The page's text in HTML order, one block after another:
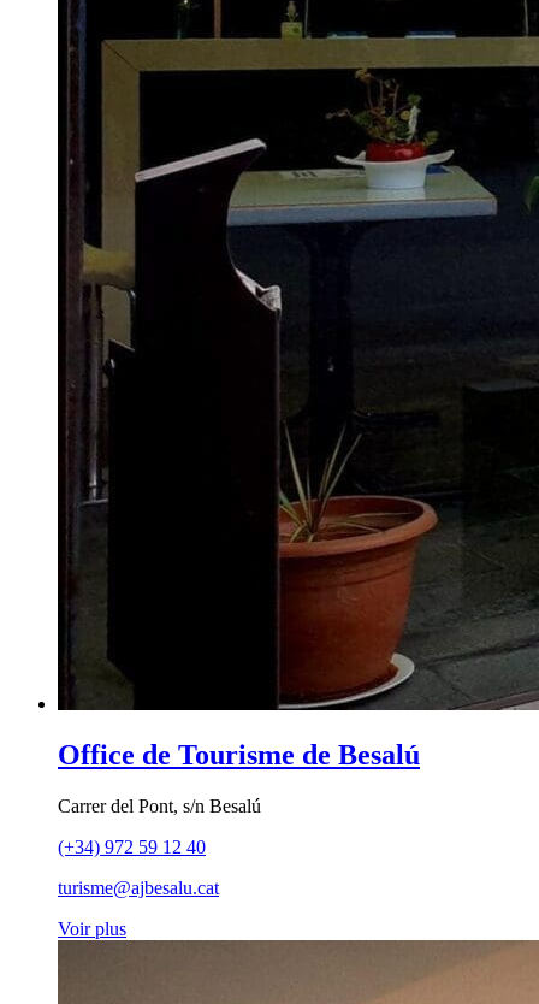
Office de Tourisme de Besalú
Carrer del Pont, s/n Besalú
(+34) 972 59 12 40
turisme@ajbesalu.cat
Voir plus